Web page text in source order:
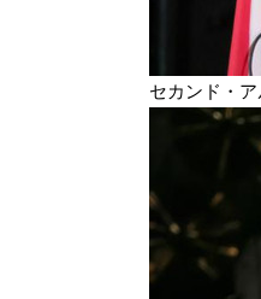
セカンド・